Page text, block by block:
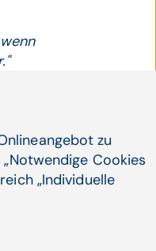
zu
Cookies
„Individuelle